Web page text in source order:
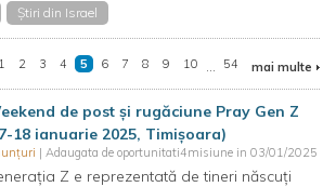
Știri din Israel
1 2 3 4 5 6 7 8 9 10 ... 54 mai multe
de post și rugăciune Pray Gen Z
18 ianuarie 2025, Timișoara)
| Adaugata de oportunitati4misiune in 03/01/2025
Z e reprezentată de tineri născuți